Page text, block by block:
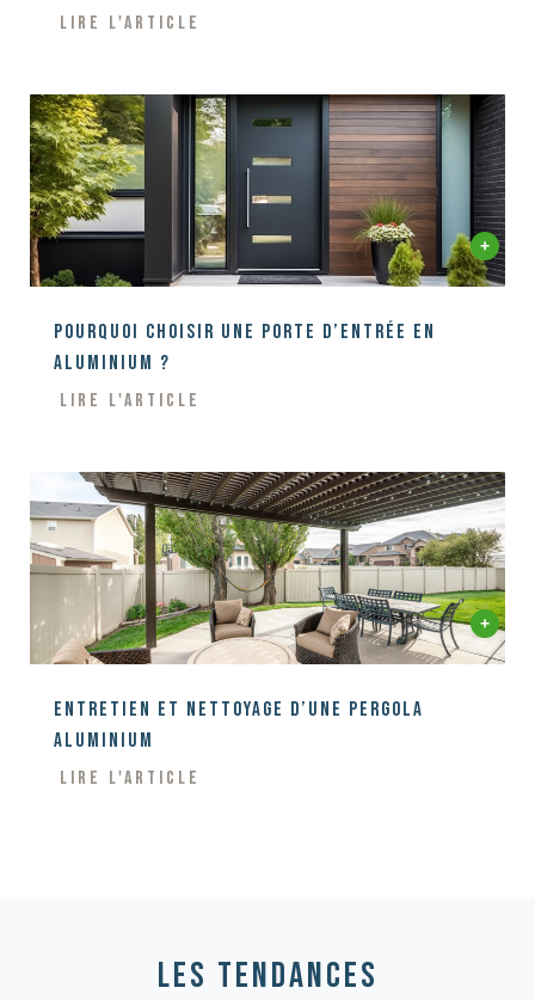
Lire l'article
Pourquoi choisir une porte d’entrée en
aluminium ?
Lire l'article
Entretien et nettoyage d’une pergola
aluminium
Lire l'article
les tendances